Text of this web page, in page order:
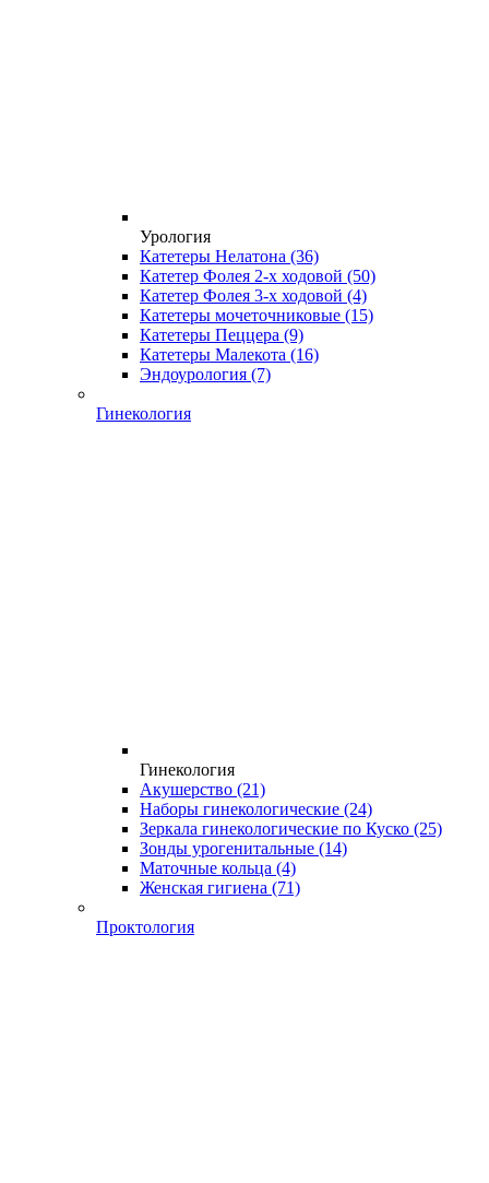
Урология
Катетеры Нелатона (36)
Катетер Фолея 2-х ходовой (50)
Катетер Фолея 3-х ходовой (4)
Катетеры мочеточниковые (15)
Катетеры Пеццера (9)
Катетеры Малекота (16)
Эндоурология (7)
Гинекология
Гинекология
Акушерство (21)
Наборы гинекологические (24)
Зеркала гинекологические по Куско (25)
Зонды урогенитальные (14)
Маточные кольца (4)
Женская гигиена (71)
Проктология